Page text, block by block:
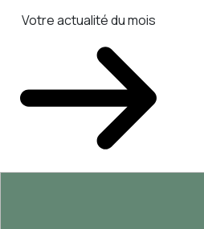
Votre actualité du mois